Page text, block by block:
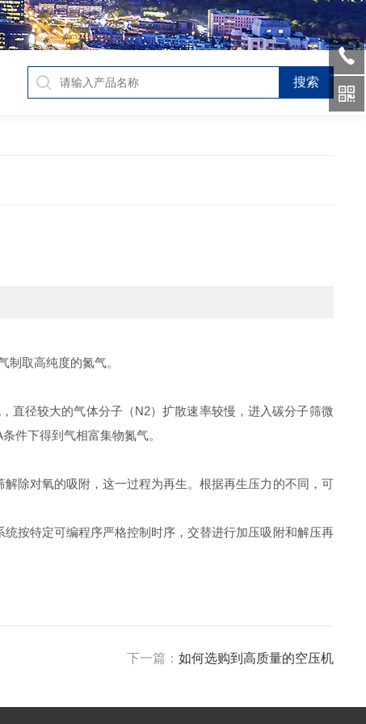
取高纯度的氮气。
径较大的气体分子（N2）扩散速率较慢，进入碳分子筛微
件下得到气相富集物氮气。
除对氧的吸附，这一过程为再生。根据再生压力的不同，可
按特定可编程序严格控制时序，交替进行加压吸附和解压再
下一篇： 如何选购到高质量的空压机